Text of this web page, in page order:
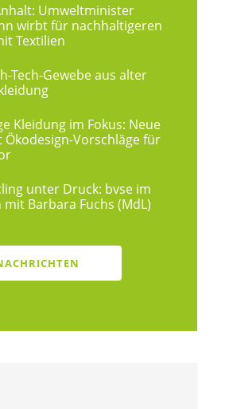
Umweltminister
wirbt für nachhaltigeren
Textilien
Tech-Gewebe aus alter
Kleidung im Fokus: Neue
Ökodesign-Vorschläge für
unter Druck: bvse im
mit Barbara Fuchs (MdL)